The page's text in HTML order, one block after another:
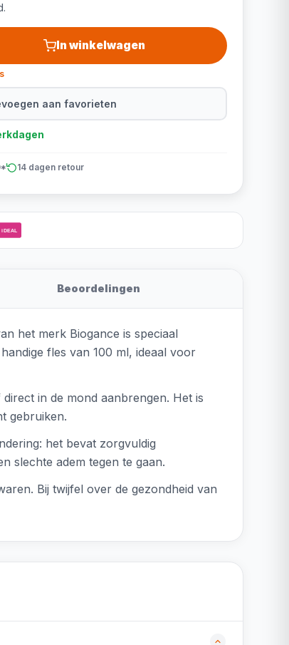
In winkelwagen
aan favorieten
14 dagen retour
iDEAL
Beoordelingen
het merk Biogance is speciaal
fles van 100 ml, ideaal voor
in de mond aanbrengen. Het is
gebruiken.
het bevat zorgvuldig
slechte adem tegen te gaan.
Bij twijfel over de gezondheid van